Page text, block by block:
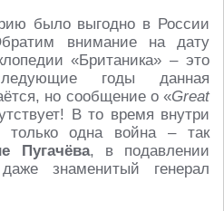
было выгодно в России
внимание на дату
«Британика» – это
годы данная
но сообщение о «Great
В то время внутри
только одна война – так
Пугачёва, в подавлении
даже знаменитый генерал